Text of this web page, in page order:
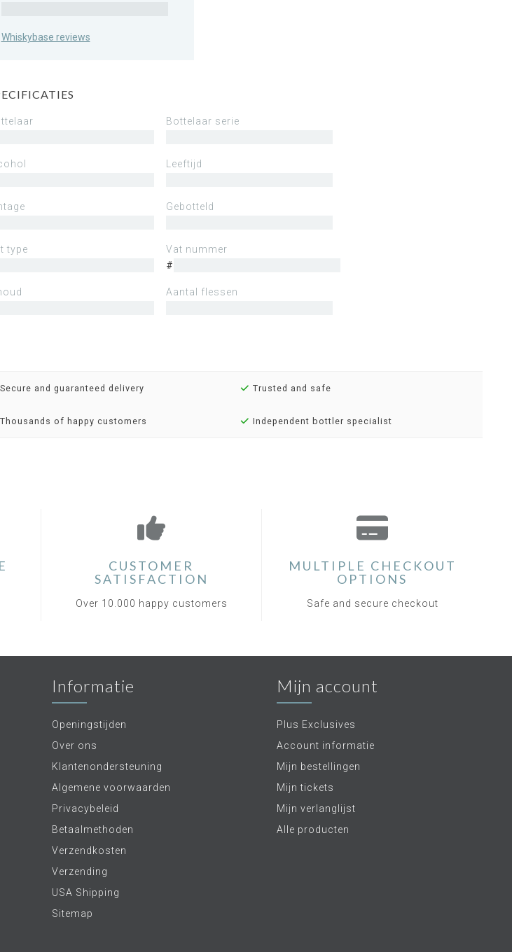
Whiskybase reviews
Bottelaar serie
Leeftijd
Gebotteld
type
Vat nummer
#
Aantal flessen
Secure and guaranteed delivery Trusted and safe
Thousands of happy customers Independent bottler specialist
CUSTOMER
SATISFACTION
Over 10.000 happy customers
MULTIPLE CHECKOUT
OPTIONS
Safe and secure checkout
Informatie
Openingstijden
Over ons
Klantenondersteuning
Algemene voorwaarden
Privacybeleid
Betaalmethoden
Verzendkosten
Verzending
USA Shipping
Sitemap
Mijn account
Plus Exclusives
Account informatie
Mijn bestellingen
Mijn tickets
Mijn verlanglijst
Alle producten